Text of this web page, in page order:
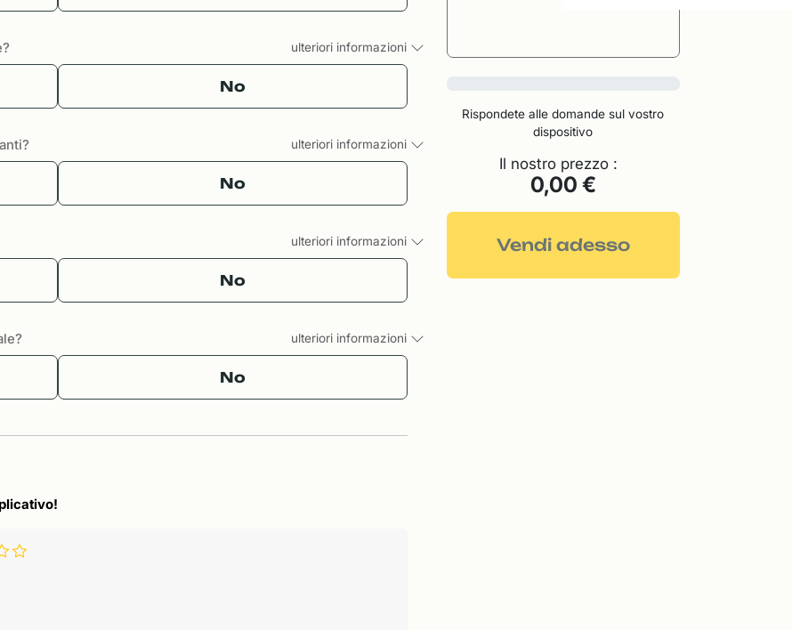
ulteriori informazioni
No
ulteriori informazioni
No
ulteriori informazioni
No
ulteriori informazioni
No
Rispondete alle domande sul vostro
dispositivo
Il nostro prezzo :
0,00 €
Vendi adesso